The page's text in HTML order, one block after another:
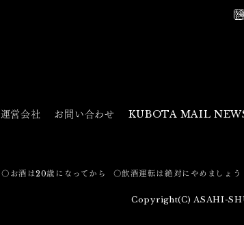
運営会社 お問い合わせ KUBOTA MAIL
〇お酒は20歳になってから 〇飲酒運転は絶対にやめましょう
Copyright(C) ASAHI-